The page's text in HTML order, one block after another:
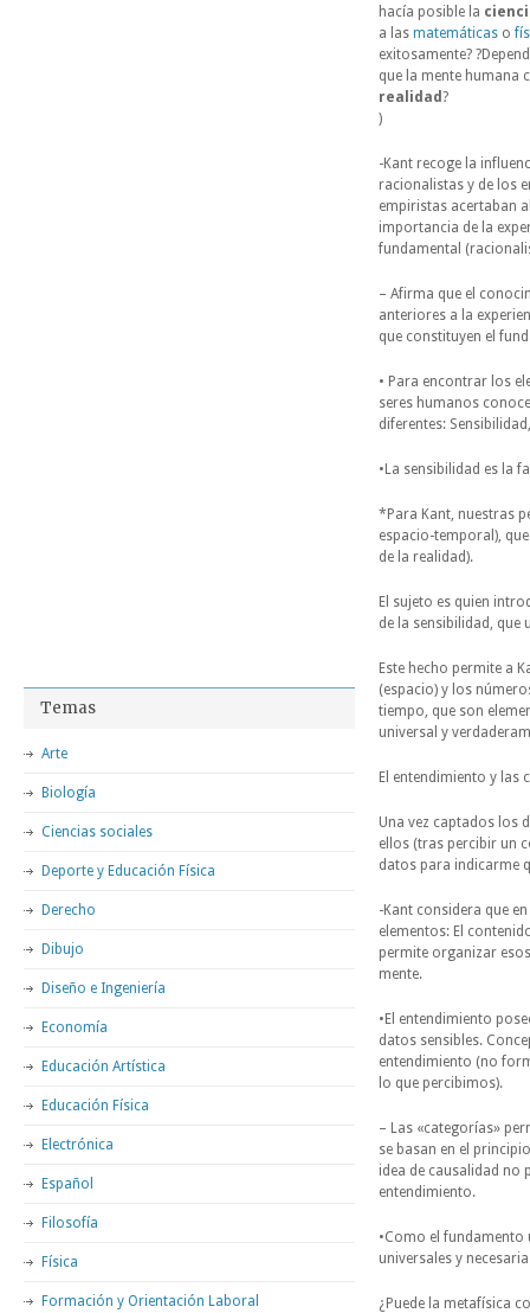
hacía posible la
a las matemáticas o
exitosamente?
que la mente humana
realidad?
)
-Kant recoge la
racionalistas y de los
empiristas acertaban
importancia de la
fundamental
– Afirma que el
anteriores a la
que constituyen el
• Para encontrar los
seres humanos
diferentes:
•La sensibilidad es la
*Para Kant, nuestras
espacio-temporal),
de la realidad).
El sujeto es quien
de la sensibilidad,
Este hecho permite a
(espacio) y los
tiempo, que son
universal y
El entendimiento y las
Una vez captados los
ellos (tras percibir un
datos para indicarme
-Kant considera que
elementos: El
permite organizar
mente.
•El entendimiento
datos sensibles.
entendimiento (no
lo que percibimos).
– Las «categorías»
se basan en el
idea de causalidad no
entendimiento.
•Como el fundamento
universales y
¿Puede la metafísica
Temas
Arte
Biología
Ciencias sociales
Deporte y Educación Física
Derecho
Dibujo
Diseño e Ingeniería
Economía
Educación Artística
Educación Física
Electrónica
Español
Filosofía
Física
Formación y Orientación Laboral